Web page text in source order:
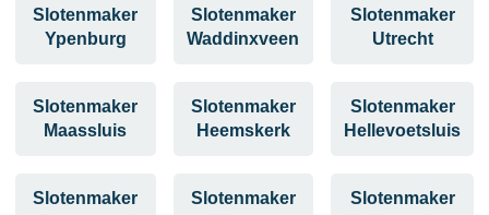
Slotenmaker
Ypenburg
Slotenmaker
Waddinxveen
Slotenmaker
Utrecht
Slotenmaker
Maassluis
Slotenmaker
Heemskerk
Slotenmaker
Hellevoetsluis
Slotenmaker
Slotenmaker
Slotenmaker